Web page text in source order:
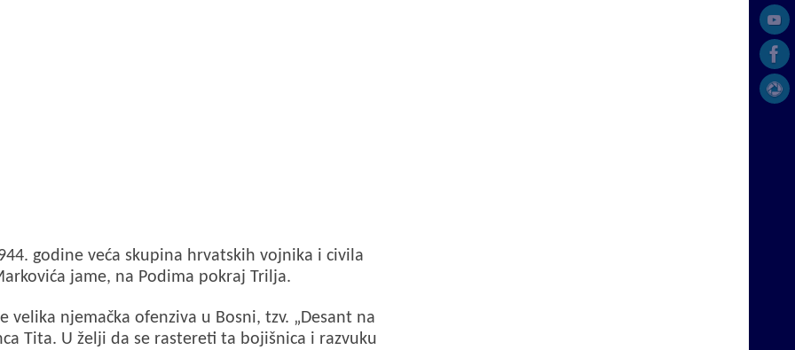
godine veća skupina hrvatskih vojnika i civila
jame, na Podima pokraj Trilja.
njemačka ofenziva u Bosni, tzv. „Desant na
Tita. U želji da se rastereti ta bojišnica i razvuku